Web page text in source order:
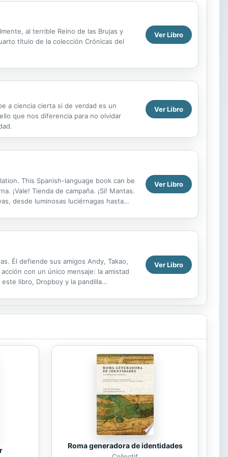
al terrible Reino de las Brujas y
título de la colección Crónicas del
Ver Libro
a ciencia cierta si de verdad es un
que nos diferencia para no olvidar
Ver Libro
This Spanish-language book can be
¡Vale! Tienda de campaña. ¡Sí! Mantas.
desde luminosas luciérnagas hasta
Ver Libro
Él defiende sus amigos Andy, Takao,
con un único mensaje: la amistad
libro, Dropboy y la pandilla
Ver Libro
Roma generadora de identidades